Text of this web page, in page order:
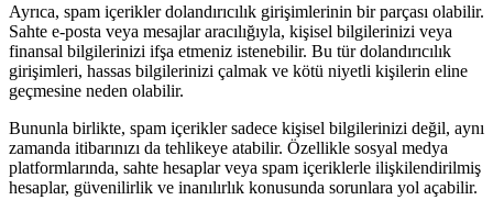
Ayrıca, spam içerikler dolandırıcılık girişimlerinin bir parçası olabilir.
Sahte e-posta veya mesajlar aracılığıyla, kişisel bilgilerinizi veya
finansal bilgilerinizi ifşa etmeniz istenebilir. Bu tür dolandırıcılık
girişimleri, hassas bilgilerinizi çalmak ve kötü niyetli kişilerin eline
geçmesine neden olabilir.
Bununla birlikte, spam içerikler sadece kişisel bilgilerinizi değil, aynı
zamanda itibarınızı da tehlikeye atabilir. Özellikle sosyal medya
platformlarında, sahte hesaplar veya spam içeriklerle ilişkilendirilmiş
hesaplar, güvenilirlik ve inanılırlık konusunda sorunlara yol açabilir.